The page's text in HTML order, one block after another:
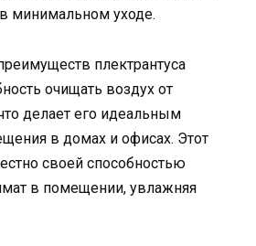
минимальном уходе.
плектрантуса
очищать воздух от
делает его идеальным
в домах и офисах. Этот
своей способностью
в помещении, увлажняя